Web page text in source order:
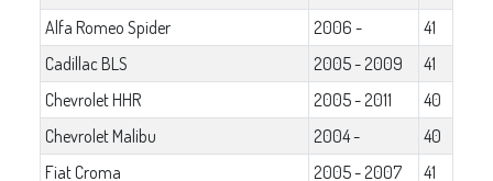
Alfa Romeo Spider
2006 -
41
Cadillac BLS
2005 - 2009
41
Chevrolet HHR
2005 - 2011
40
Chevrolet Malibu
2004 -
40
Fiat Croma
2005 - 2007
41